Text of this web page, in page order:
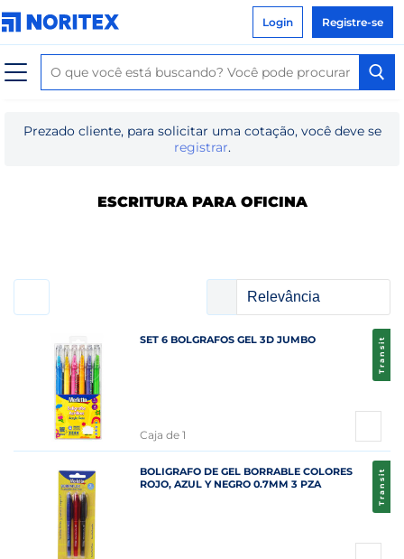
Login Registre-se
Prezado cliente, para solicitar uma cotação, você deve se
registrar.
ESCRITURA PARA OFICINA
Transit
SET 6 BOLGRAFOS GEL 3D JUMBO
Caja de 1
Transit
BOLIGRAFO DE GEL BORRABLE COLORES
ROJO, AZUL Y NEGRO 0.7MM 3 PZA